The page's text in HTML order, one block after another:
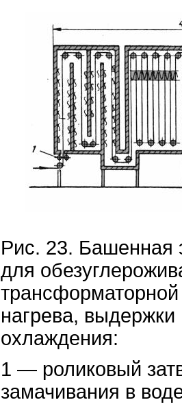
Рис. 23. Башенная
для
нагрева, выдержки
охлаждения:
1 — роликовый
замачивания в